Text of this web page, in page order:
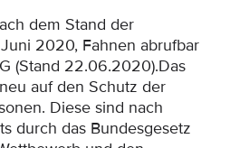
dem Stand der
2020, Fahnen abrufbar
(Stand 22.06.2020).Das
auf den Schutz der
Diese sind nach
durch das Bundesgesetz